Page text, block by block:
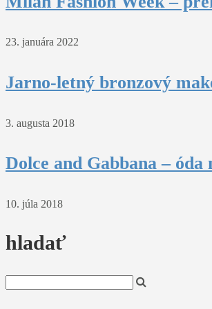
23. januára 2022
Jarno-letný bronzový
3. augusta 2018
Dolce and Gabbana –
10. júla 2018
hladať